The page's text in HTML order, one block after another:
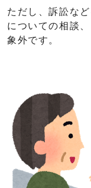
ただし、訴訟な
についての相談
象外です。